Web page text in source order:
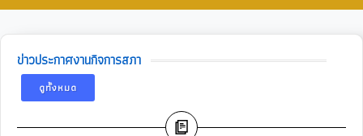
ข่าวประกาศงานกิจการสภา
ดูทั้งหมด